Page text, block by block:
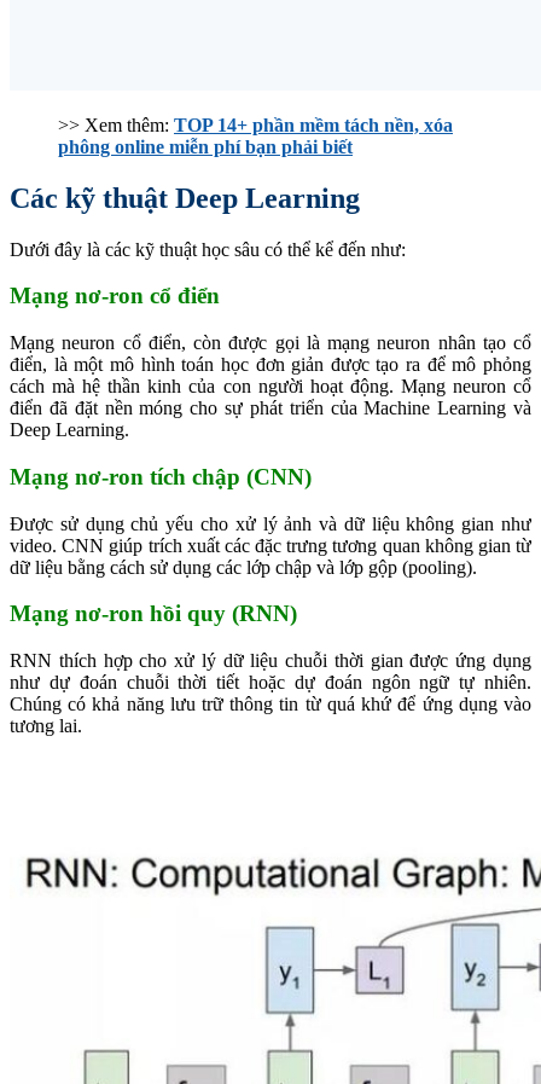
>> Xem thêm: TOP 14+ phần mềm tách nền, xóa
phông online miễn phí bạn phải biết
Các kỹ thuật Deep Learning
Dưới đây là các kỹ thuật học sâu có thể kể đến như:
Mạng nơ-ron cổ điển
Mạng neuron cổ điển, còn được gọi là mạng neuron nhân tạo cổ
điển, là một mô hình toán học đơn giản được tạo ra để mô phỏng
cách mà hệ thần kinh của con người hoạt động. Mạng neuron cổ
điển đã đặt nền móng cho sự phát triển của Machine Learning và
Deep Learning.
Mạng nơ-ron tích chập (CNN)
Được sử dụng chủ yếu cho xử lý ảnh và dữ liệu không gian như
video. CNN giúp trích xuất các đặc trưng tương quan không gian từ
dữ liệu bằng cách sử dụng các lớp chập và lớp gộp (pooling).
Mạng nơ-ron hồi quy (RNN)
RNN thích hợp cho xử lý dữ liệu chuỗi thời gian được ứng dụng
như dự đoán chuỗi thời tiết hoặc dự đoán ngôn ngữ tự nhiên.
Chúng có khả năng lưu trữ thông tin từ quá khứ để ứng dụng vào
tương lai.